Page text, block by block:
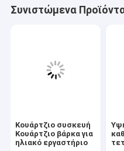
Συνιστώμενα
Κουάρτζιο συσκευή
Κουάρτζιο βάρκα για
ηλιακό εργαστήριο